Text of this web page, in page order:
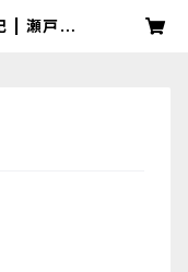
| 瀬戸輝